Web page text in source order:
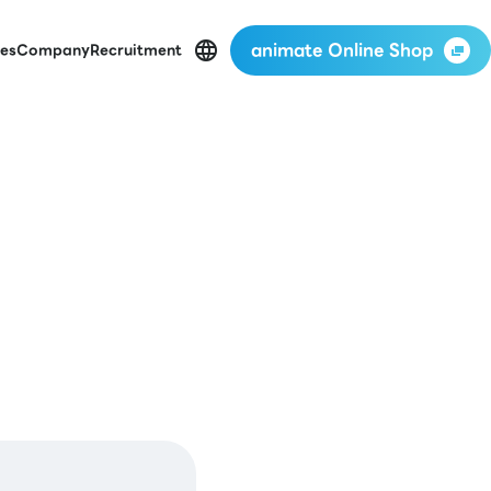
CompanyRecruitment animate Online Shop